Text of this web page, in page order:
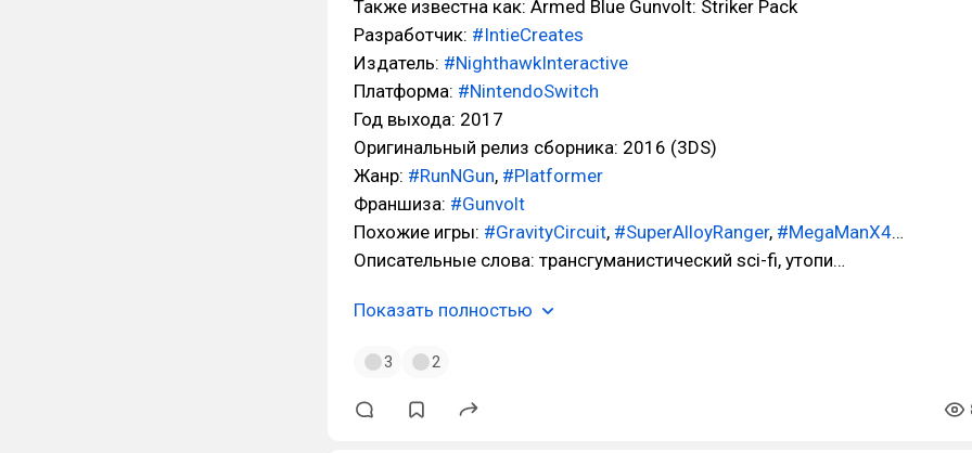
Также известна как: Armed Blue Gunvolt: Striker Pack
Разработчик: #IntieCreates
Издатель: #NighthawkInteractive
Платформа: #NintendoSwitch
Год выхода: 2017
Оригинальный релиз сборника: 2016 (3DS)
Жанр: #RunNGun, #Platformer
Франшиза: #Gunvolt
Похожие игры: #GravityCircuit, #SuperAlloyRanger, #MegaManX4…
Описательные слова: трансгуманистический sci-fi, утопи…
Показать полностью
3 2